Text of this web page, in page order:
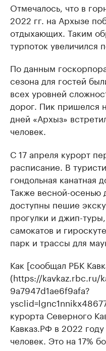
Отмечалось, что в
2022 гг. на Архызе
отдыхающих. Таким
турпоток увеличился
По данным
сезона для гостей
всех уровней
дорог. Пик пришелся
дней «Архыз»
человек.
С 17 апреля курорт
расписание. В
гондольная канатная
Также весной-осенью
доступны пешие
прогулки и джип-
самокатов и
парк и трассы для
Как [сообщал РБК
(https://kavkaz.rbc.ru/
9a7947d1ae6f9afa?
курорта Северного
Кавказ.РФ в 2022
человек. Это на 17%